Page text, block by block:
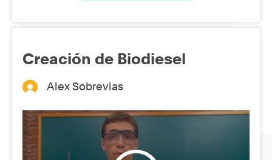
Creación de Biodiesel
Alex Sobrevias